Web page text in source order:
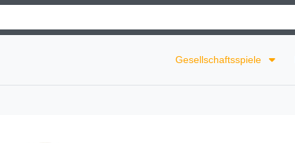
Gesellschaftsspiele